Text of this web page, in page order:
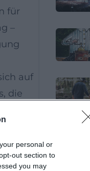
personal or
out section to
you may
für
–
auf
die